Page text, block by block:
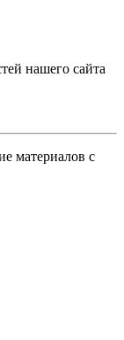
нашего сайта
материалов с